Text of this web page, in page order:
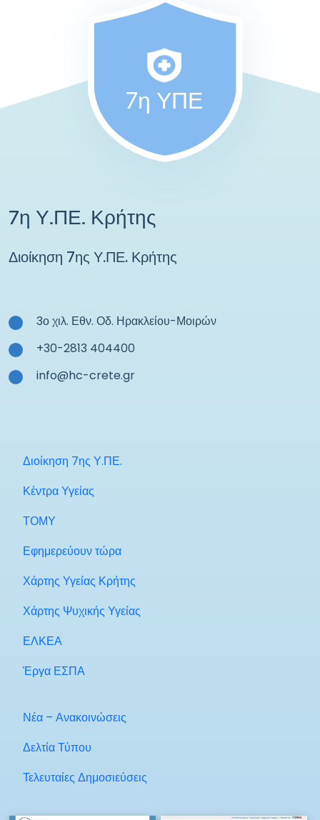
7η ΥΠΕ
7η Υ.ΠΕ. Κρήτης
Διοίκηση 7ης Υ.ΠΕ. Κρήτης
3ο χιλ. Εθν. Οδ. Ηρακλείου-Μοιρών
+30-2813 404400
info@hc-crete.gr
Διοίκηση 7ης Υ.ΠΕ.
Κέντρα Υγείας
ΤΟΜΥ
Εφημερεύουν τώρα
Χάρτης Υγείας Κρήτης
Χάρτης Ψυχικής Υγείας
ΕΛΚΕΑ
Έργα ΕΣΠΑ
Νέα – Ανακοινώσεις
Δελτία Τύπου
Τελευταίες Δημοσιεύσεις